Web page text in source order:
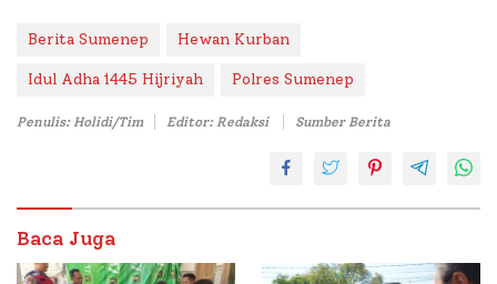
Berita Sumenep Hewan Kurban
Idul Adha 1445 Hijriyah Polres Sumenep
Penulis: Holidi/Tim Editor: Redaksi Sumber Berita
Baca Juga